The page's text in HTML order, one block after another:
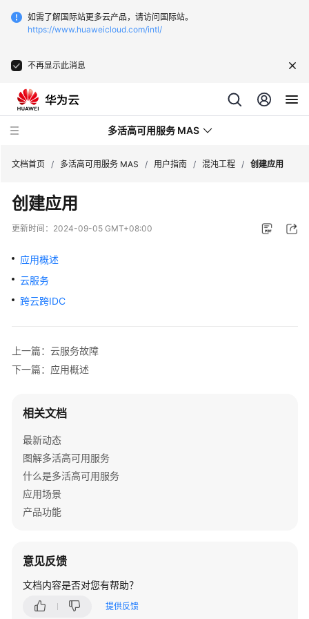
如需了解国际站更多云产品，请访问国际站。
https://www.huaweicloud.com/intl/
不再显示此消息
多活高可用服务 MAS
最
新
态
产
品
计
费
明
快
速
入
用
南
始
文档首页 / 多活高可用服务 MAS / 用户指南 / 混沌工程 / 创建应用
创建应用
更新时间： 2024-09-05 GMT+08:00
应用概述
云服务
跨云跨IDC
上一篇：云服务故障
下一篇：应用概述
相关文档
最新动态
图解多活高可用服务
什么是多活高可用服务
应用场景
产品功能
意见反馈
文档内容是否对您有帮助？
提供反馈